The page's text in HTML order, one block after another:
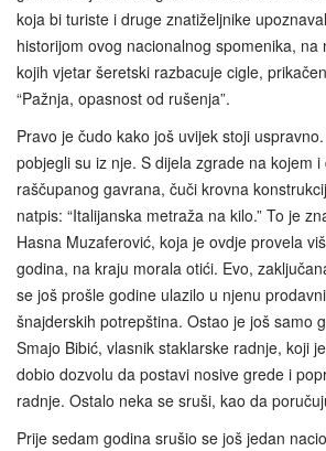
koja bi turiste i druge znatiželjnike
historijom ovog nacionalnog spomenika, na
kojih vjetar šeretski razbacuje cigle,
“Pažnja, opasnost od rušenja”.
Pravo je čudo kako još uvijek stoji
pobjegli su iz nje. S dijela zgrade na kojem
raščupanog gavrana, čuči krovna
natpis: “Italijanska metraža na kilo.” To je
Hasna Muzaferović, koja je ovdje provela
godina, na kraju morala otići. Evo,
se još prošle godine ulazilo u njenu
šnajderskih potrepština. Ostao je još samo
Smajo Bibić, vlasnik staklarske radnje, koji
dobio dozvolu da postavi nosive grede i
radnje. Ostalo neka se sruši, kao da
Prije sedam godina srušio se još jedan